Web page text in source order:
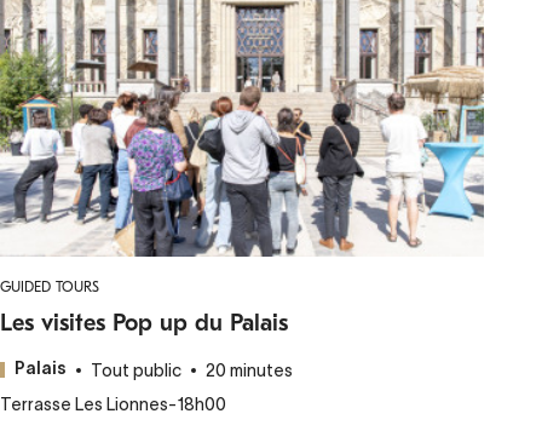
GUIDED TOURS
Les visites Pop up du Palais
Palais Tout public
20 minutes
Terrasse Les Lionnes-18h00